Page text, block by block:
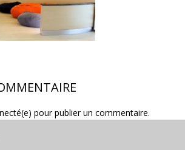
pour publier un commentaire.
& contact